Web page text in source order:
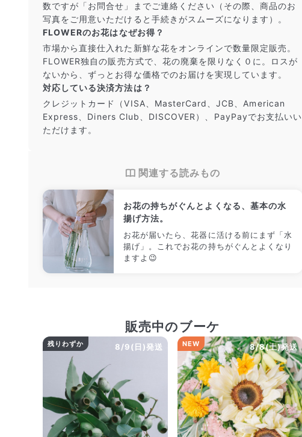
数ですが「お問合せ」までご連絡ください（その際、商品のお
写真をご用意いただけると手続きがスムーズになります）。
FLOWERのお花はなぜお得？
市場から直接仕入れた新鮮な花をオンラインで数量限定販売。
FLOWER独自の販売方式で、花の廃棄を限りなく０に。ロスが
ないから、ずっとお得な価格でのお届けを実現しています。
対応している決済方法は？
クレジットカード（VISA、MasterCard、JCB、American
Express、Diners Club、DISCOVER）、PayPayでお支払いい
ただけます。
関連する読みもの
お花の持ちがぐんとよくなる、基本の水
揚げ方法。
お花が届いたら、花器に活ける前にまず「水
揚げ」。これでお花の持ちがぐんとよくなり
ますよ😉
販売中のブーケ
8/9(日)発送
残りわずか 8/8(土)発送
NEW